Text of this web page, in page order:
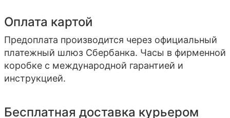
Оплата картой
Предоплата производится через официальный
платежный шлюз Сбербанка. Часы в фирменной
коробке с международной гарантией и
инструкцией.
Бесплатная доставка курьером